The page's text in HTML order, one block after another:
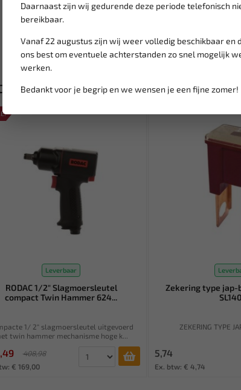
Daarnaast zijn wij gedurende deze periode telefonisch
bereikbaar.
Vanaf 22 augustus zijn wij weer volledig beschikbaar en
ons best om eventuele achterstanden zo snel mogelijk
werken.
Bedankt voor je begrip en we wensen je een fijne zomer!
Leverbaar
RODAC 1/2" Slagmoersleutel
compact Twin Hammer 624...
1/ 2" slagmoersleutel uitgevoerd
twin hammer mechanisme hoge k...
408,98
€ 169,00
Zekering type jap-
ZEKERING TYPE
5,74
Ex. btw: € 4,74